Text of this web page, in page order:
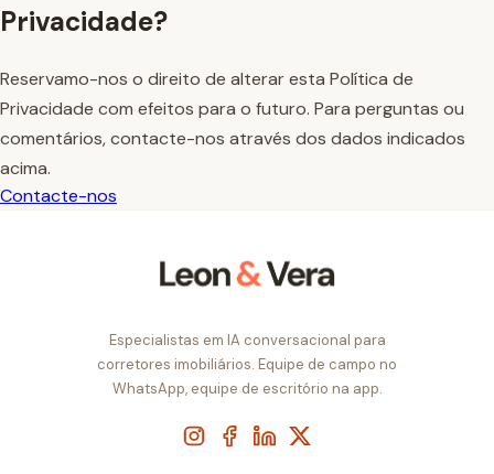
Privacidade?
Reservamo-nos o direito de alterar esta Política de
Privacidade com efeitos para o futuro. Para perguntas ou
comentários, contacte-nos através dos dados indicados
acima.
Contacte-nos
Especialistas em IA conversacional para
corretores imobiliários. Equipe de campo no
WhatsApp, equipe de escritório na app.
Instagram
Facebook
LinkedIn
X